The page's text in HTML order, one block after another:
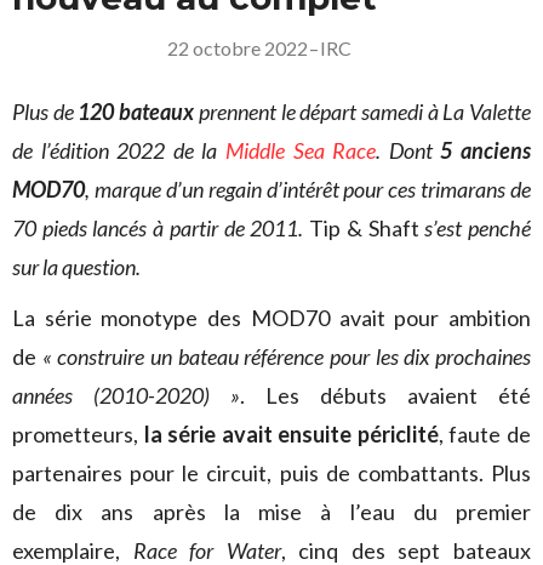
22 octobre 2022–IRC
Plus de 120 bateauxprennent le départ samedi à La Valette
de l’édition 2022 de la Middle Sea Race. Dont5 anciens
MOD70, marque d’un regain d’intérêt pour ces trimarans de
70 pieds lancés à partir de 2011. Tip & Shaft s’est penché
sur la question.
La série monotype des MOD70 avait pour ambition
de « construire un bateau référence pour les dix prochaines
années (2010-2020) ». Les débuts avaient été
prometteurs, la série avait ensuite périclité, faute de
partenaires pour le circuit, puis de combattants. Plus
de dix ans après la mise à l’eau du premier
exemplaire, Race for Water, cinq des sept bateaux